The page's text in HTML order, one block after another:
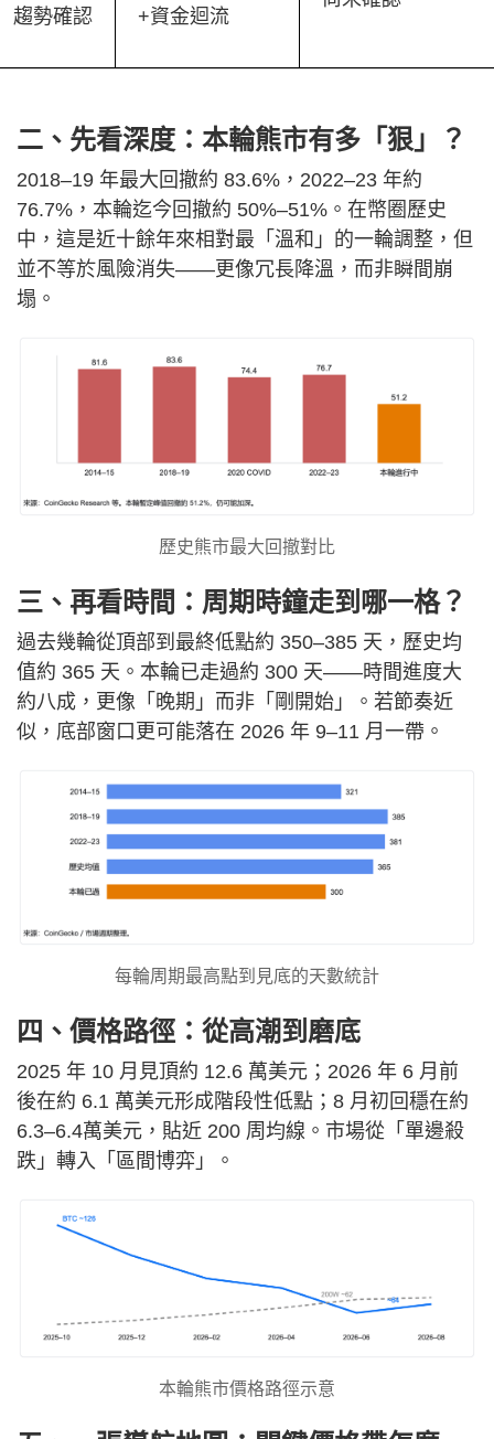
趨勢確認 +資金迴流
二、先看深度：本輪熊市有多「狠」？
2018–19 年最大回撤約 83.6%，2022–23 年約
76.7%，本輪迄今回撤約 50%–51%。在幣圈歷史
中，這是近十餘年來相對最「溫和」的一輪調整，但
並不等於風險消失——更像冗長降溫，而非瞬間崩
塌。
歷史熊市最大回撤對比
三、再看時間：周期時鐘走到哪一格？
過去幾輪從頂部到最終低點約 350–385 天，歷史均
值約 365 天。本輪已走過約 300 天——時間進度大
約八成，更像「晚期」而非「剛開始」。若節奏近
似，底部窗口更可能落在 2026 年 9–11 月一帶。
每輪周期最高點到見底的天數統計
四、價格路徑：從高潮到磨底
2025 年 10 月見頂約 12.6 萬美元；2026 年 6 月前
後在約 6.1 萬美元形成階段性低點；8 月初回穩在約
6.3–6.4萬美元，貼近 200 周均線。市場從「單邊殺
跌」轉入「區間博弈」。
本輪熊市價格路徑示意